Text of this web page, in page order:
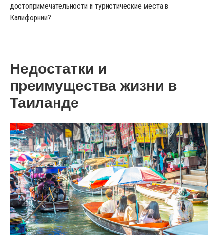
достопримечательности и туристические места в
Калифорнии?
Недостатки и
преимущества жизни в
Таиланде